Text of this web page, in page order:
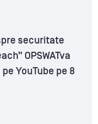
securitate
OPSWATva
YouTube pe 8